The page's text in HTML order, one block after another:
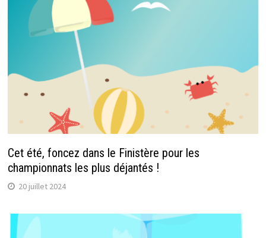
Cet été, foncez dans le Finistère pour les
championnats les plus déjantés !
20 juillet 2024